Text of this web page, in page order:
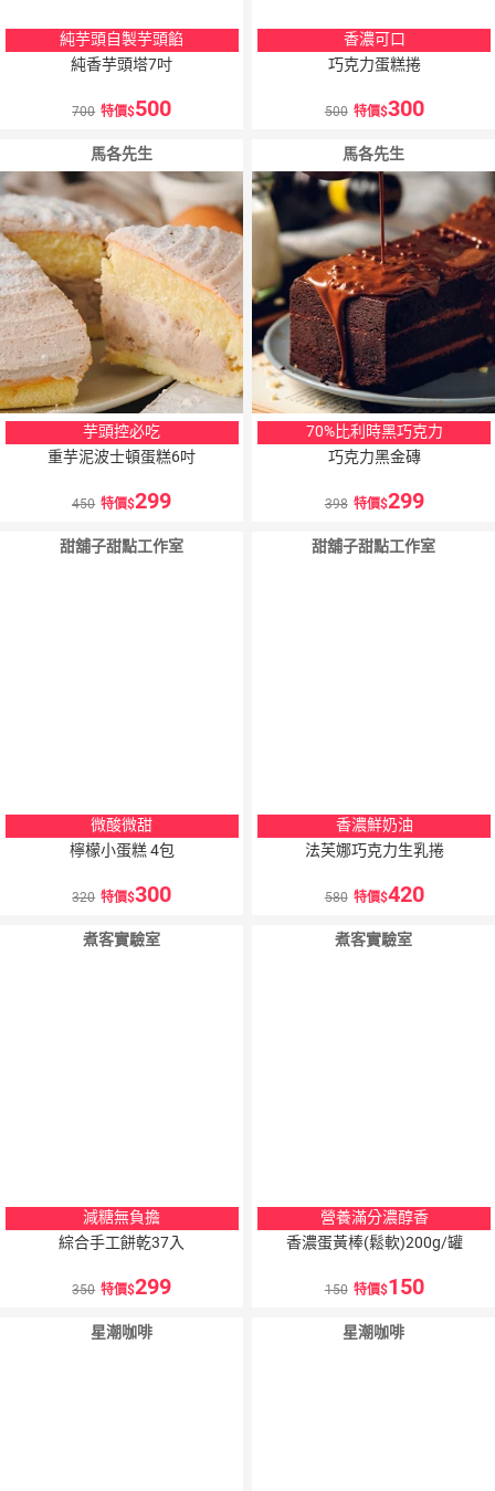
純芋頭自製芋頭餡
純香芋頭塔7吋
700 特價 500
香濃可口
巧克力蛋糕捲
500 特價 300
馬各先生
芋頭控必吃
重芋泥波士頓蛋糕6吋
450 特價 299
馬各先生
70%比利時黑巧克力
巧克力黑金磚
398 特價 299
甜舖子甜點工作室
微酸微甜
檸檬小蛋糕 4包
320 特價 300
甜舖子甜點工作室
香濃鮮奶油
法芙娜巧克力生乳捲
580 特價 420
煮客實驗室
減糖無負擔
綜合手工餅乾37入
350 特價 299
煮客實驗室
營養滿分濃醇香
香濃蛋黃棒(鬆軟)200g/罐
150 特價 150
星潮咖啡 星潮咖啡